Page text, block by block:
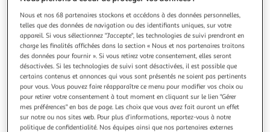
précédente
suivante
ATMOSPHERA
2 stickers carrelage mur - noir
Informations Techniques : Dimensions : L. 30 x l. 30 x H. 0,7
cm Matière : PVC Spécificités : Design & Tendance Facile à
Poser Poids : 0,06 kg Couleur : Noir
En savoir +
Vendu par Toilinux
Nous et nos 68 partenaires stockons et accédons à des données personnelles,
telles que des données de navigation ou des identifiants uniques, sur votre
appareil. Si vous sélectionnez "J'accepte", les technologies de suivi prendront en
charge les finalités affichées dans la section « Nous et nos partenaires traitons
des données pour fournir ». Si vous retirez votre consentement, elles seront
désactivées. Si les technologies de suivi sont désactivées, il est possible que
certains contenus et annonces qui vous sont présentés ne soient pas pertinents
pour vous. Vous pouvez faire réapparaître ce menu pour modifier vos choix ou
pour retirer votre consentement à tout moment en cliquant sur le lien "Gérer
mes préférences" en bas de page. Les choix que vous avez fait auront un effet
sur notre ou nos sites web. Pour plus d’informations, reportez-vous à notre
politique de confidentialité. Nos équipes ainsi que nos partenaires externes